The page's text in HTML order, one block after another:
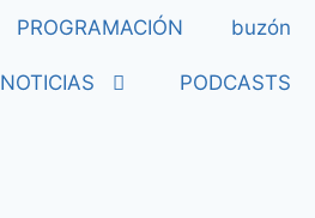
PROGRAMACIÓN buzón
NOTICIAS PODCASTS